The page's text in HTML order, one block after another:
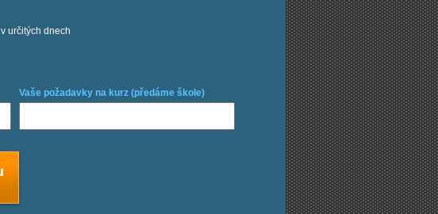
v určitých dnech
Vaše požadavky na kurz (předáme škole)